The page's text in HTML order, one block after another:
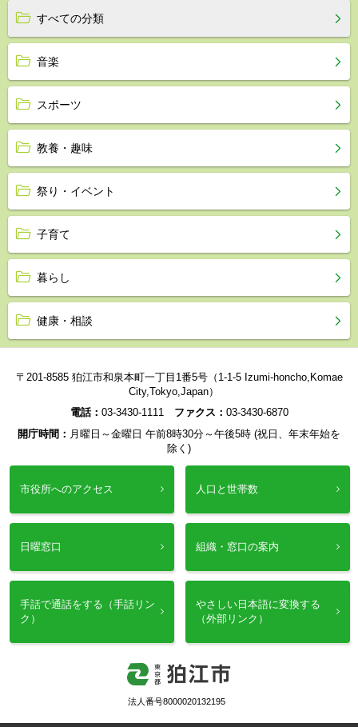
すべての分類
音楽
スポーツ
教養・趣味
祭り・イベント
子育て
暮らし
健康・相談
〒201-8585 狛江市和泉本町一丁目1番5号（1-1-5 Izumi-honcho,Komae
City,Tokyo,Japan）
電話： 03-3430-1111 ファクス： 03-3430-6870
開庁時間： 月曜日～金曜日 午前8時30分～午後5時 (祝日、年末年始を
除く)
市役所へのアクセス 人口と世帯数
日曜窓口 組織・窓口の案内
手話で通話をする（手話リン
ク）
やさしい日本語に変換する
（外部リンク）
法人番号8000020132195